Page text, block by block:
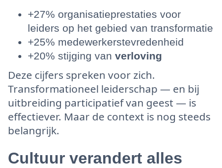
+27% organisatieprestaties voor
leiders op het gebied van transformatie
+25% medewerkerstevredenheid
+20% stijging van verloving
Deze cijfers spreken voor zich.
Transformationeel leiderschap — en bij
uitbreiding participatief van geest — is
effectiever. Maar de context is nog steeds
belangrijk.
Cultuur verandert alles